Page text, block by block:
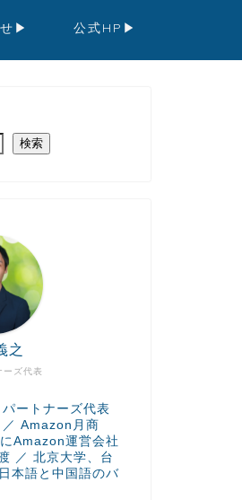
▶︎ 公式HP▶︎
検索
ーズ代表
之
ートナーズ代表
／ Amazon月商
Amazon運営会社
／ 北京大学、台
本語と中国語のバ